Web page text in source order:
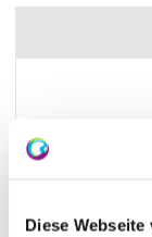
Diese
Projektträger: